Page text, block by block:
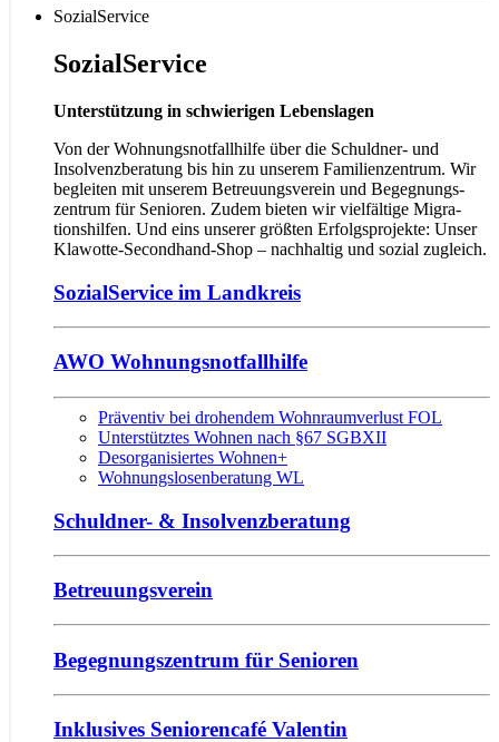
SozialService
SozialService
Unterstützung in schwierigen Lebenslagen
Von der Wohnungsnotfallhilfe über die Schuldner- und
Insolvenz­be­ratung bis hin zu unserem Familien­zentrum. Wir
begleiten mit unserem Betreuungs­verein und Begegnungs­
zentrum für Senioren. Zudem bieten wir viel­fältige Migra­
tions­hilfen. Und eins unserer größten Erfolgs­projekte: Unser
Klawotte-Secondhand-Shop – nachhaltig und sozial zugleich.
SozialService im Landkreis
AWO Wohnungsnotfallhilfe
Präventiv bei drohendem Wohnraumverlust FOL
Unterstütztes Wohnen nach §67 SGBXII
Desorganisiertes Wohnen+
Wohnungslosenberatung WL
Schuldner- & Insolvenzberatung
Betreuungsverein
Begegnungszentrum für Senioren
Inklusives Seniorencafé Valentin